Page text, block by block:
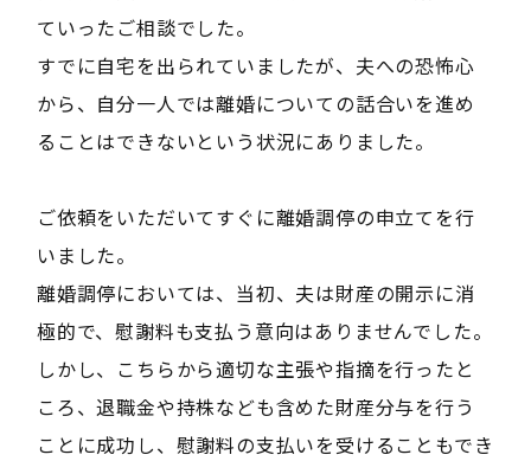
ていったご相談でした。
すでに自宅を出られていましたが、夫への恐怖心
から、自分一人では離婚についての話合いを進め
ることはできないという状況にありました。
ご依頼をいただいてすぐに離婚調停の申立てを行
いました。
離婚調停においては、当初、夫は財産の開示に消
極的で、慰謝料も支払う意向はありませんでした。
しかし、こちらから適切な主張や指摘を行ったと
ころ、退職金や持株なども含めた財産分与を行う
ことに成功し、慰謝料の支払いを受けることもでき